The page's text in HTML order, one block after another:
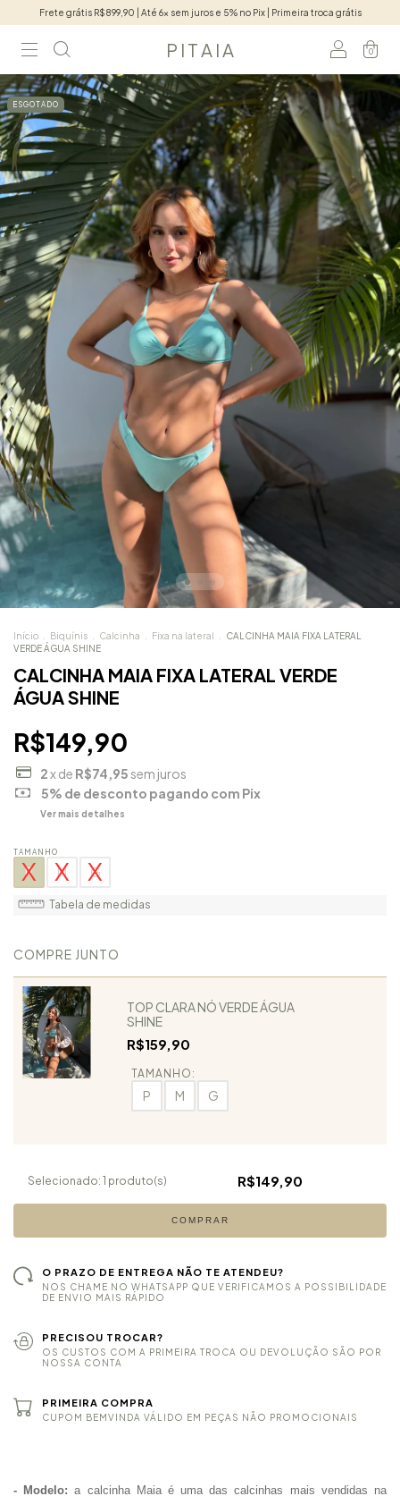
Frete grátis R$899,90 | Até 6x sem juros e 5% no Pix | Primeira troca grátis
P I T A I A 0
ESGOTADO
Início Biquínis Calcinha Fixa na lateral
CALCINHA MAIA FIXA LATERAL
VERDE ÁGUA SHINE
CALCINHA MAIA FIXA LATERAL VERDE
ÁGUA SHINE
R$149,90
2x de R$74,95 sem juros
5% de desconto pagando com Pix
Ver mais detalhes
TAMANHO
P M G
Tabela de medidas
COMPRE JUNTO
TOP CLARA NÓ VERDE ÁGUA
SHINE
R$159,90
TAMANHO:
P M G
Selecionado: 1 produto(s) R$149,90
COMPRAR
O PRAZO DE ENTREGA NÃO TE ATENDEU?
NOS CHAME NO WHATSAPP QUE VERIFICAMOS A POSSIBILIDADE
DE ENVIO MAIS RÁPIDO
PRECISOU TROCAR?
OS CUSTOS COM A PRIMEIRA TROCA OU DEVOLUÇÃO SÃO POR
NOSSA CONTA
PRIMEIRA COMPRA
CUPOM BEMVINDA VÁLIDO EM PEÇAS NÃO PROMOCIONAIS
- Modelo:a calcinha Maia é uma das calcinhas mais vendidas na